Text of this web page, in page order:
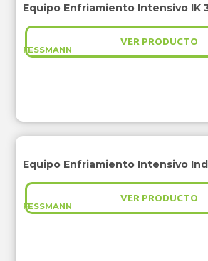
FESSMANN
VER PRODUCTO
FESSMANN
VER PRODUCTO